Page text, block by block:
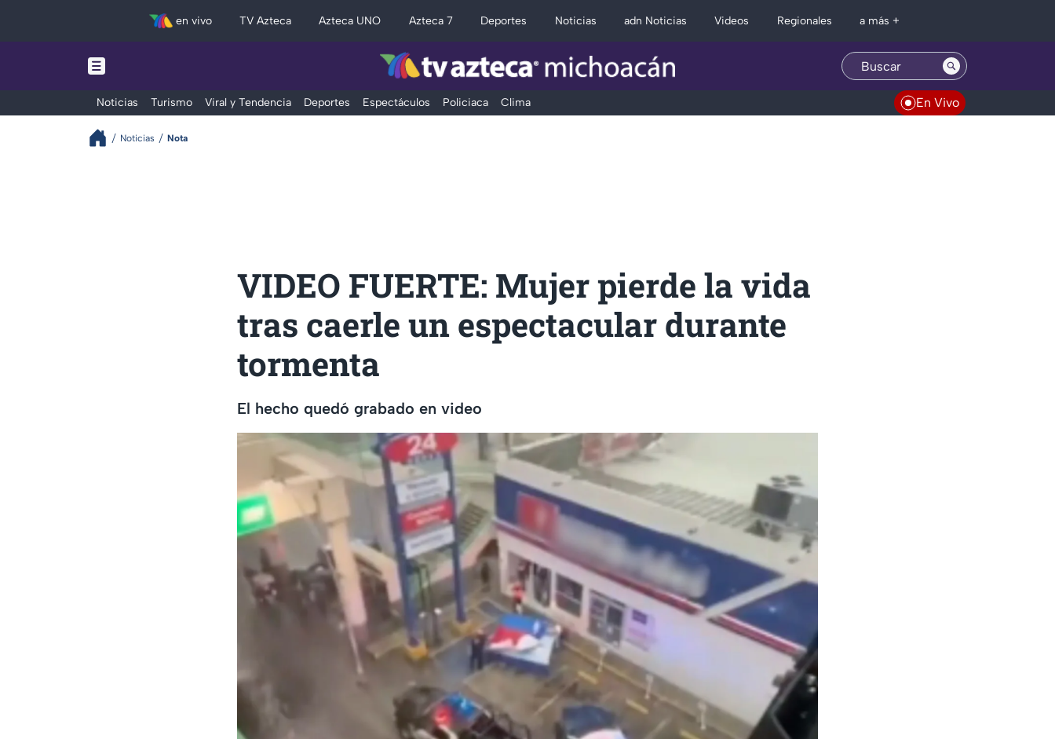
en vivo TV Azteca Azteca UNO Azteca 7 Deportes Noticias adn Noticias Videos Regionales a más +
Noticias Turismo Viral y Tendencia Deportes Espectáculos Policiaca Clima En Vivo
Noticias Nota
VIDEO FUERTE: Mujer pierde la vida
tras caerle un espectacular durante
tormenta
El hecho quedó grabado en video